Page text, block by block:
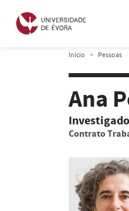
Início Pessoas
Ana
Contrato